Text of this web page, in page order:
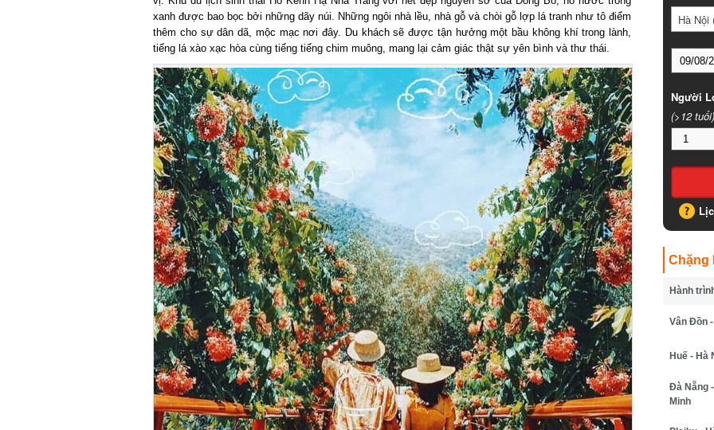
xanh được bao bọc bởi những dãy núi. Những ngôi nhà lều, nhà gỗ và chòi gỗ lợp lá tranh như tô điểm
thêm cho sự dân dã, mộc mạc nơi đây. Du khách sẽ được tận hưởng một bầu không khí trong lành,
tiếng lá xào xạc hòa cùng tiếng tiếng chim muông, mang lại cảm giác thật sự yên bình và thư thái.
Hà Nội
Người
(>12 tuổi)
Chặng
Hành trình*
Vân Đồn -
Huế - Hà
Đà Nẵng -
Minh